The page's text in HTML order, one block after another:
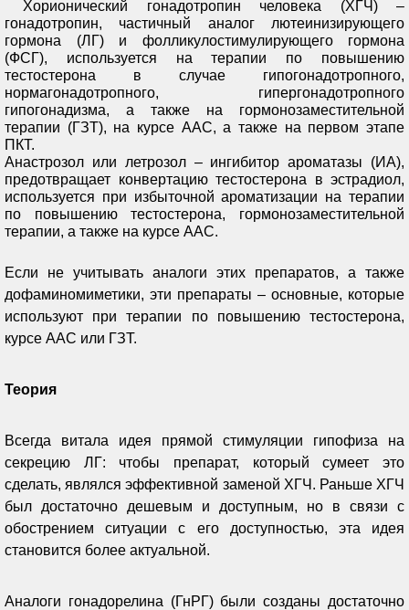
Хорионический гонадотропин человека (ХГЧ) –
гонадотропин, частичный аналог лютеинизирующего
гормона (ЛГ) и фолликулостимулирующего гормона
(ФСГ), используется на терапии по повышению
тестостерона в случае гипогонадотропного,
нормагонадотропного, гипергонадотропного
гипогонадизма, а также на гормонозаместительной
терапии (ГЗТ), на курсе ААС, а также на первом этапе
ПКТ.
Анастрозол или летрозол – ингибитор ароматазы (ИА),
предотвращает конвертацию тестостерона в эстрадиол,
используется при избыточной ароматизации на терапии
по повышению тестостерона, гормонозаместительной
терапии, а также на курсе ААС.
Если не учитывать аналоги этих препаратов, а также
дофаминомиметики, эти препараты – основные, которые
используют при терапии по повышению тестостерона,
курсе ААС или ГЗТ.
Теория
Всегда витала идея прямой стимуляции гипофиза на
секрецию ЛГ: чтобы препарат, который сумеет это
сделать, являлся эффективной заменой ХГЧ. Раньше ХГЧ
был достаточно дешевым и доступным, но в связи с
обострением ситуации с его доступностью, эта идея
становится более актуальной.
Аналоги гонадорелина (ГнРГ) были созданы достаточно